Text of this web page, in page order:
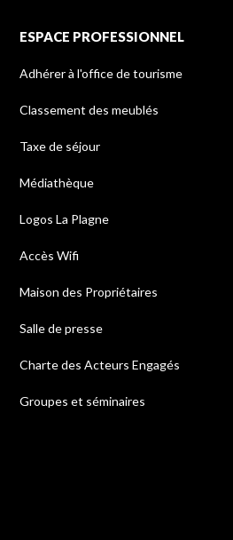
ESPACE PROFESSIONNEL
Adhérer à l'office de tourisme
Classement des meublés
Taxe de séjour
Médiathèque
Logos La Plagne
Accès Wifi
Maison des Propriétaires
Salle de presse
Charte des Acteurs Engagés
Groupes et séminaires